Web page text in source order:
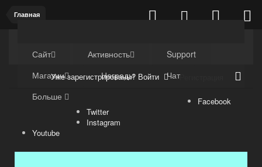
Главная
Сайт Активность
Support
Магазин
Награды
Чат
Больше
Уже зарегистрированы? Войти Регистрация
Facebook
Twitter
Instagram
Youtube